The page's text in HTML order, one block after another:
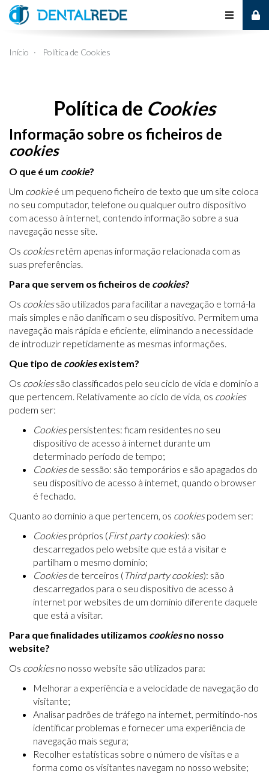
Alternar
Início Política de Cookies
Política de Cookies
Informação sobre os ficheiros de
cookies
O que é um cookie?
Um cookieé um pequeno ficheiro de texto que um site coloca
no seu computador, telefone ou qualquer outro dispositivo
com acesso à internet, contendo informação sobre a sua
navegação nesse site.
Os cookiesretêm apenas informação relacionada com as
suas preferências.
Para que servem os ficheiros de cookies?
Os cookiessão utilizados para facilitar a navegação e torná-la
mais simples e não danificam o seu dispositivo. Permitem uma
navegação mais rápida e eficiente, eliminando a necessidade
de introduzir repetidamente as mesmas informações.
Que tipo de cookiesexistem?
Os cookiessão classificados pelo seu ciclo de vida e domínio a
que pertencem. Relativamente ao ciclo de vida, os cookies
podem ser:
Cookiespersistentes: ficam residentes no seu
dispositivo de acesso à internet durante um
determinado período de tempo;
Cookiesde sessão: são temporários e são apagados do
seu dispositivo de acesso à internet, quando o browser
é fechado.
Quanto ao domínio a que pertencem, os cookiespodem ser:
Cookiespróprios (First party cookies): são
descarregados pelo website que está a visitar e
partilham o mesmo domínio;
Cookiesde terceiros ( Third party cookies): são
descarregados para o seu dispositivo de acesso à
internet por websites de um domínio diferente daquele
que está a visitar.
Para que finalidades utilizamos cookiesno nosso
website?
Os cookiesno nosso website são utilizados para:
Melhorar a experiência e a velocidade de navegação do
visitante;
Analisar padrões de tráfego na internet, permitindo-nos
identificar problemas e fornecer uma experiência de
navegação mais segura;
Recolher estatísticas sobre o número de visitas e a
forma como os visitantes navegam no nosso website;